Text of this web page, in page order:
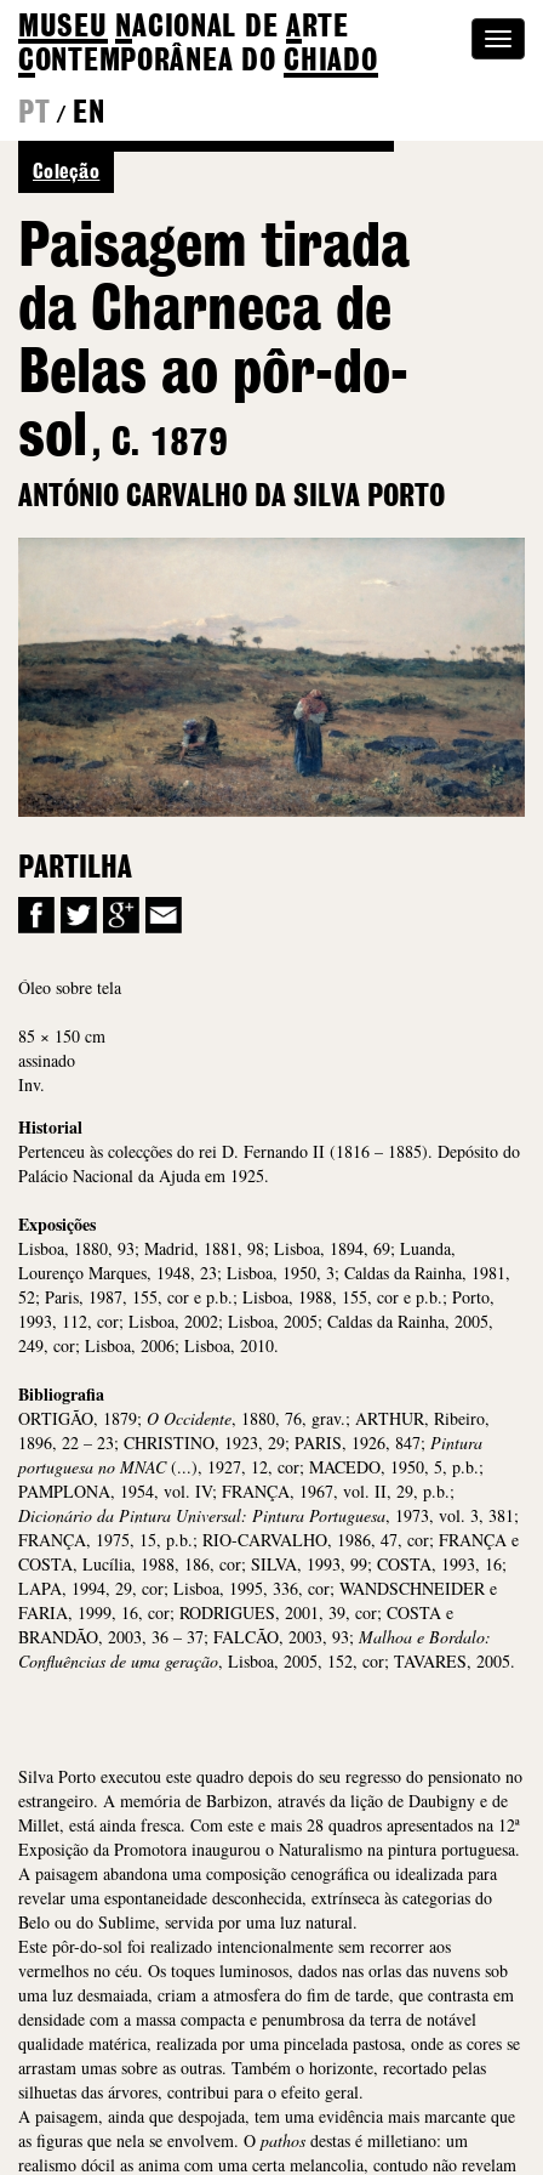
MUSEU NACIONAL DEA RTE
CONTEMPORÂNEA DOCHIADO
PT
/ EN
Coleção
Paisagem tirada
da Charneca de
Belas ao pôr-do-
sol , C. 1879
ANTÓNIO CARVALHO DA SILVA PORTO
PARTILHA
Óleo sobre tela
85 × 150 cm
assinado
Inv.
Historial
Pertenceu às colecções do rei D. Fernando II (1816 – 1885). Depósito do
Palácio Nacional da Ajuda em 1925.
Exposições
Lisboa, 1880, 93; Madrid, 1881, 98; Lisboa, 1894, 69; Luanda,
Lourenço Marques, 1948, 23; Lisboa, 1950, 3; Caldas da Rainha, 1981,
52; Paris, 1987, 155, cor e p.b.; Lisboa, 1988, 155, cor e p.b.; Porto,
1993, 112, cor; Lisboa, 2002; Lisboa, 2005; Caldas da Rainha, 2005,
249, cor; Lisboa, 2006; Lisboa, 2010.
Bibliografia
ORTIGÃO, 1879; O Occidente, 1880, 76, grav.; ARTHUR, Ribeiro,
1896, 22 – 23; CHRISTINO, 1923, 29; PARIS, 1926, 847; Pintura
portuguesa no MNAC(...), 1927, 12, cor; MACEDO, 1950, 5, p.b.;
PAMPLONA, 1954, vol. IV; FRANÇA, 1967, vol. II, 29, p.b.;
Dicionário da Pintura Universal: Pintura Portuguesa, 1973, vol. 3, 381;
FRANÇA, 1975, 15, p.b.; RIO-CARVALHO, 1986, 47, cor; FRANÇA e
COSTA, Lucília, 1988, 186, cor; SILVA, 1993, 99; COSTA, 1993, 16;
LAPA, 1994, 29, cor; Lisboa, 1995, 336, cor; WANDSCHNEIDER e
FARIA, 1999, 16, cor; RODRIGUES, 2001, 39, cor; COSTA e
BRANDÃO, 2003, 36 – 37; FALCÃO, 2003, 93; Malhoa e Bordalo:
Confluências de uma geração, Lisboa, 2005, 152, cor; TAVARES, 2005.
Silva Porto executou este quadro depois do seu regresso do pensionato no
estrangeiro. A memória de Barbizon, através da lição de Daubigny e de
Millet, está ainda fresca. Com este e mais 28 quadros apresentados na 12ª
Exposição da Promotora inaugurou o Naturalismo na pintura portuguesa.
A paisagem abandona uma composição cenográfica ou idealizada para
revelar uma espontaneidade desconhecida, extrínseca às categorias do
Belo ou do Sublime, servida por uma luz natural.
Este pôr-do-sol foi realizado intencionalmente sem recorrer aos
vermelhos no céu. Os toques luminosos, dados nas orlas das nuvens sob
uma luz desmaiada, criam a atmosfera do fim de tarde, que contrasta em
densidade com a massa compacta e penumbrosa da terra de notável
qualidade matérica, realizada por uma pincelada pastosa, onde as cores se
arrastam umas sobre as outras. Também o horizonte, recortado pelas
silhuetas das árvores, contribui para o efeito geral.
A paisagem, ainda que despojada, tem uma evidência mais marcante que
as figuras que nela se envolvem. O pathos destas é milletiano: um
realismo dócil as anima com uma certa melancolia, contudo não revelam